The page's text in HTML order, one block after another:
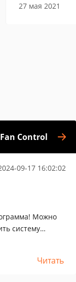
27 мая 2021
Control
09-17 16:02:02
Можно
систему
как
Читать